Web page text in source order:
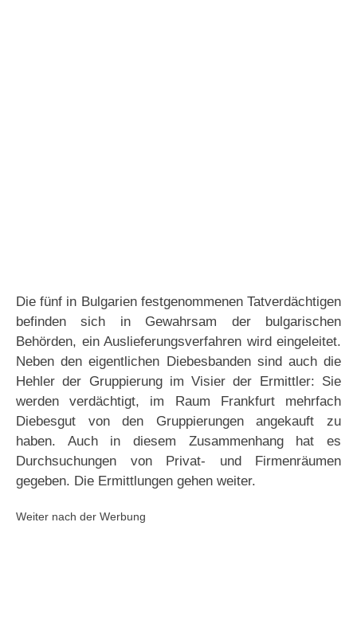
Die fünf in Bulgarien festgenommenen Tatverdächtigen
befinden sich in Gewahrsam der bulgarischen
Behörden, ein Auslieferungsverfahren wird eingeleitet.
Neben den eigentlichen Diebesbanden sind auch die
Hehler der Gruppierung im Visier der Ermittler: Sie
werden verdächtigt, im Raum Frankfurt mehrfach
Diebesgut von den Gruppierungen angekauft zu
haben. Auch in diesem Zusammenhang hat es
Durchsuchungen von Privat- und Firmenräumen
gegeben. Die Ermittlungen gehen weiter.
Weiter nach der Werbung